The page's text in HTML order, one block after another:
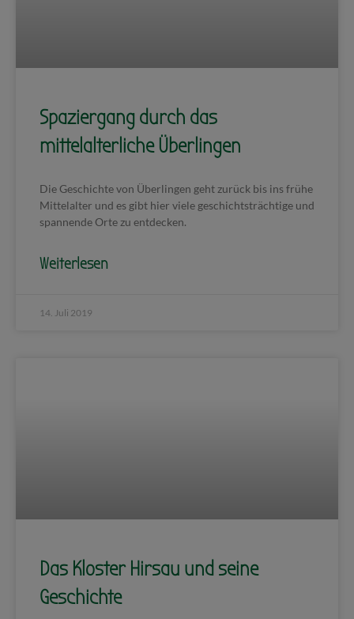
Spaziergang durch das
mittelalterliche Überlingen
Die Geschichte von Überlingen geht zurück bis ins frühe
Mittelalter und es gibt hier viele geschichtsträchtige und
spannende Orte zu entdecken.
Weiterlesen
14. Juli 2019
Das Kloster Hirsau und seine
Geschichte